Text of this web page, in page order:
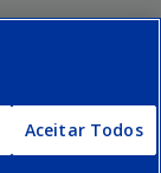
Aceitar Todos